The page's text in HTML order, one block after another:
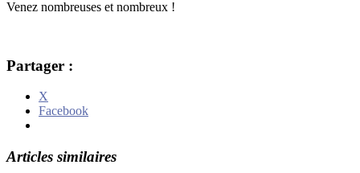
Venez nombreuses et nombreux !
Partager :
X
Facebook
Articles similaires